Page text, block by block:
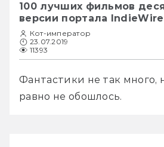
100 лучших фильмов
версии портала IndieWire
Кот-император
23.07.2019
11393
Фантастики не так много,
равно не обошлось.